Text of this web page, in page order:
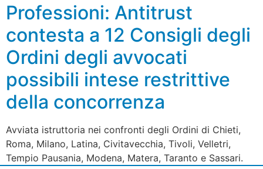
Professioni: Antitrust
contesta a 12 Consigli degli
Ordini degli avvocati
possibili intese restrittive
della concorrenza
Avviata istruttoria nei confronti degli Ordini di Chieti,
Roma, Milano, Latina, Civitavecchia, Tivoli, Velletri,
Tempio Pausania, Modena, Matera, Taranto e Sassari.